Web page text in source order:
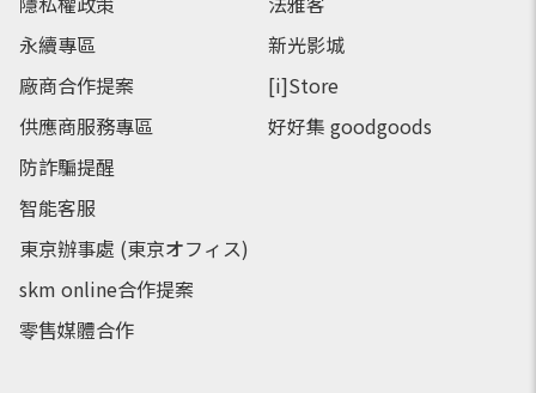
永續專區
廠商合作提案
供應商服務專區
防詐騙提醒
智能客服
東京辦事處 (東京オフィス)
skm online合作提案
零售媒體合作
新光影城
[i]Store
好好集 goodgoods